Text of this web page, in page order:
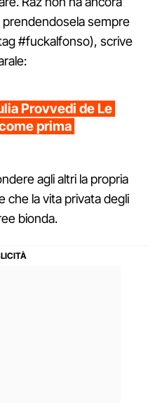
sempre
#fuckalfonso), scrive
Provvedi de Le
prima
agli altri la propria
che la vita privata degli
bionda.